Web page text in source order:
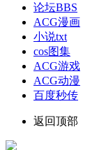
论坛BBS
ACG漫画
小说txt
cos图集
ACG游戏
ACG动漫
百度秒传
返回顶部